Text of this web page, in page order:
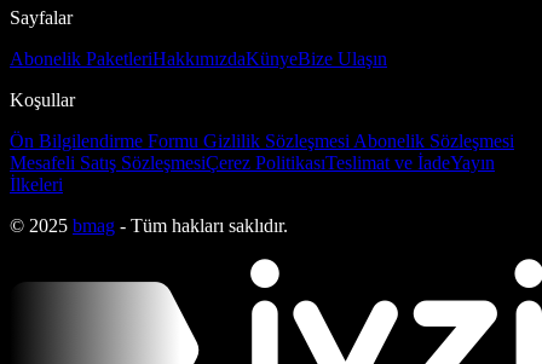
Sayfalar
Abonelik PaketleriHakkımızdaKünyeBize Ulaşın
Koşullar
Ön Bilgilendirme Formu Gizlilik Sözleşmesi Abonelik Sözleşmesi
Mesafeli Satış SözleşmesiÇerez PolitikasıTeslimat ve İadeYayın
İlkeleri
© 2025 bmag - Tüm hakları saklıdır.